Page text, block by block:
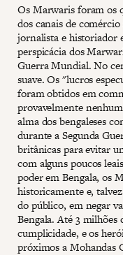
Os Marwaris foram os
dos canais de
jornalista e historiador
perspicácia dos
Guerra Mundial. No
suave. Os "lucros
foram obtidos em
provavelmente
alma dos bengaleses
durante a Segunda
britânicas para evitar
com alguns poucos
poder em Bengala, os
historicamente e,
do público, em negar
Bengala. Até 3
cumplicidade, e os
próximos a Mohandas